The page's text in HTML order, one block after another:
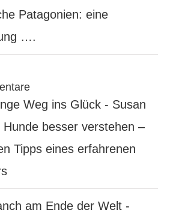
Patagonien: eine
….
Weg ins Glück - Susan
Hunde besser verstehen –
Tipps eines erfahrenen
am Ende der Welt -